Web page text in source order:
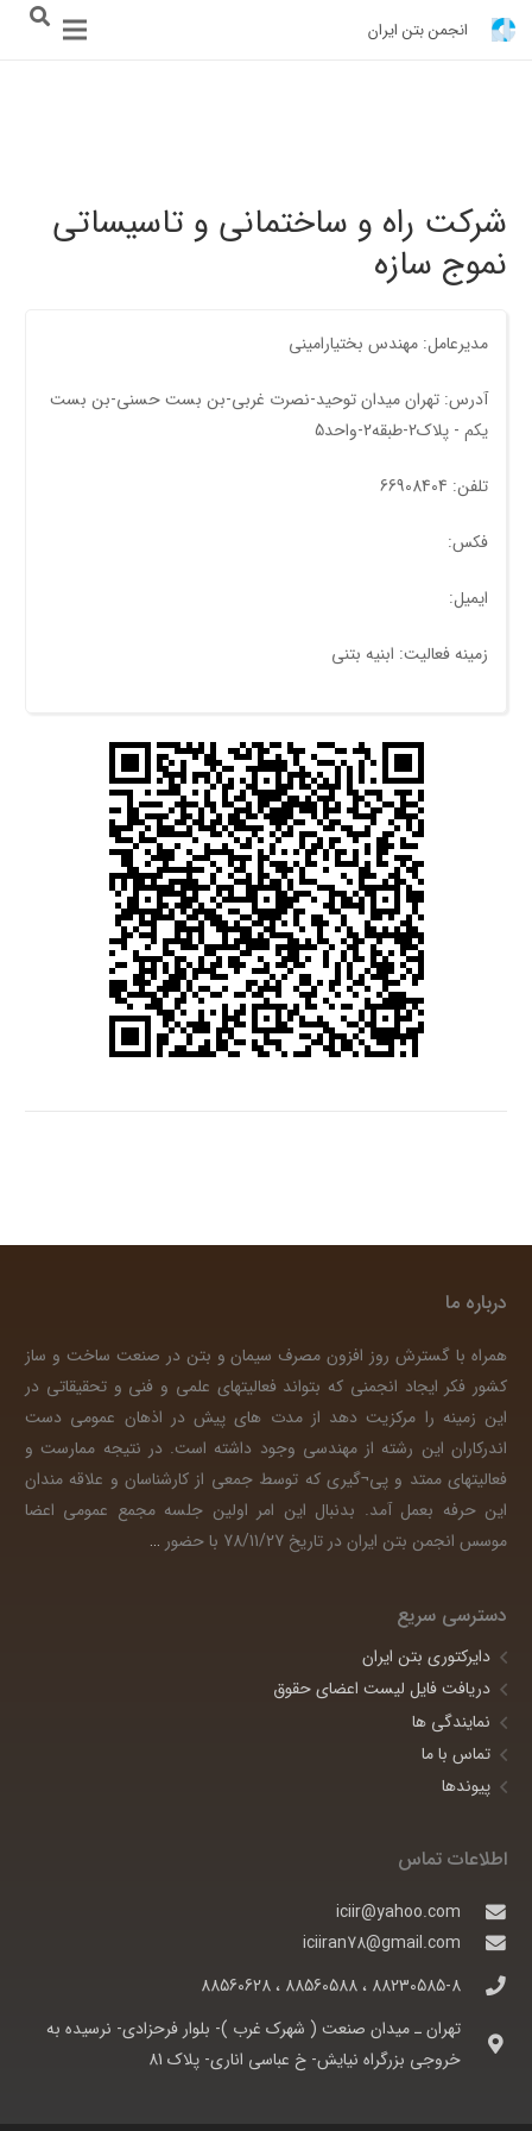
انجمن بتن ایران
شرکت راه و ساختمانی و تاسیساتی
نموج سازه
مدیرعامل: مهندس بختیارامینی
آدرس: تهران میدان توحید-نصرت غربی-بن بست حسنی-بن بست
یکم - پلاک2-طبقه2-واحد5
تلفن: 66908404
فکس:
ایمیل:
زمینه فعالیت: ابنیه بتنی
درباره ما
همراه با گسترش روز افزون مصرف سیمان و بتن در صنعت ساخت و ساز
کشور فکر ایجاد انجمنی که بتواند فعالیتهای علمی و فنی و تحقیقاتی در
این زمینه را مرکزیت دهد از مدت های پیش در اذهان عمومی دست
اندرکاران این رشته از مهندسی وجود داشته است. در نتیجه ممارست و
فعالیتهای ممتد و پی¬گیری که توسط جمعی از کارشناسان و علاقه مندان
این حرفه بعمل آمد. بدنبال این امر اولین جلسه مجمع عمومی اعضا
موسس انجمن بتن ایران در تاریخ 78/11/27 با حضور
…
دسترسی سریع
دایرکتوری بتن ایران
دریافت فایل لیست اعضای حقوق
نمایندگی ها
تماس با ما
پیوندها
اطلاعات تماس
iciir@yahoo.com
iciiran78@gmail.com
88230585-8 ، 88560588 ، 88560628
تهران ـ ميدان صنعت ( شهرک غرب )- بلوار فرحزادی- نرسيده به
خروجی بزرگراه نيايش- خ عباسی اناری- پلاک 81